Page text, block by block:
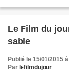
Le Film du
sable
Publié le 15/01/2015
Par lefilmdujour